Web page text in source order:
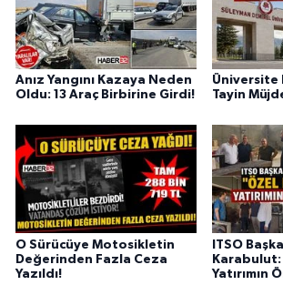
Anız Yangını Kazaya Neden
Oldu: 13 Araç Birbirine Girdi!
Üniversite
Tayin
O Sürücüye Motosikletin
Değerinden Fazla Ceza
Yazıldı!
ITSO
Yatırımın